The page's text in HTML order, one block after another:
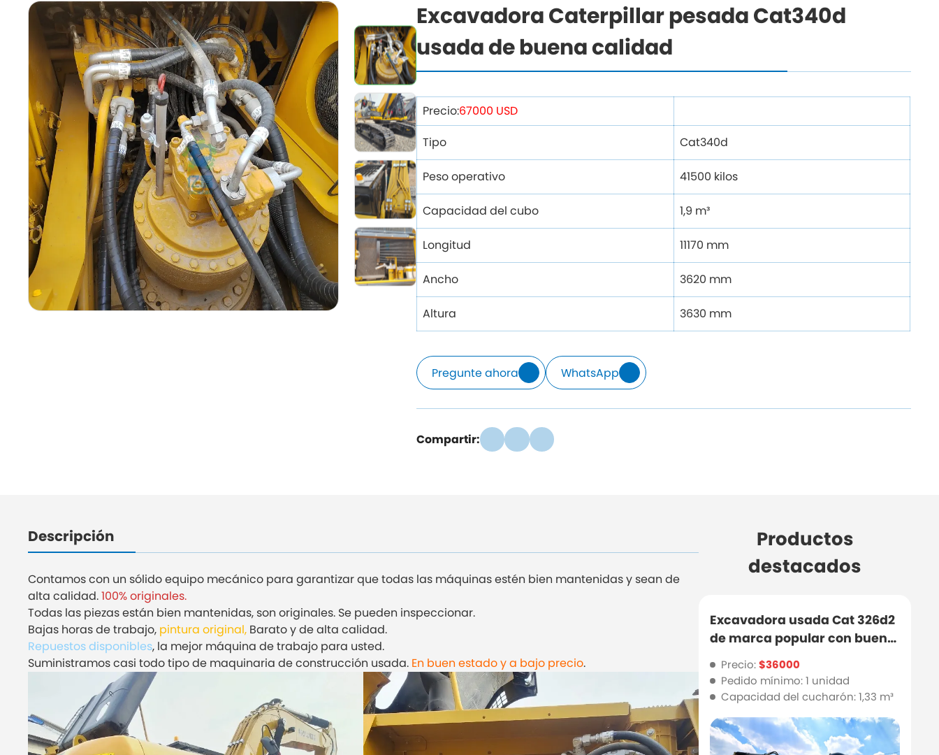
Excavadora Caterpillar pesada Cat340d
usada de buena calidad
Precio:67000 USD
Tipo
Cat340d
Peso operativo 41500 kilos
Capacidad del cubo 1,9 m³
Longitud 11170 mm
Ancho 3620 mm
Altura 3630 mm
Pregunte ahora WhatsApp
Compartir:
Descripción
Contamos con un sólido equipo mecánico para garantizar que todas las máquinas estén bien mantenidas y sean de
alta calidad.100% originales.
Todas las piezas están bien mantenidas, son originales. Se pueden inspeccionar.
Bajas horas de trabajo, pintura original, Barato y de alta calidad.
Repuestos disponibles, la mejor máquina de trabajo para usted.
Suministramos casi todo tipo de maquinaria de construcción usada. En buen estado y a bajo precio.
Productos
destacados
Excavadora usada Cat 326d2
de marca popular con buena
calidad y precio económico
Precio:$36000
Pedido mínimo: 1 unidad
Capacidad del cucharón: 1,33 m³